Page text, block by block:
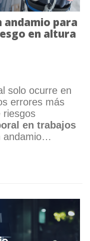
andamio para
en altura
solo ocurre en
errores más
riesgos
en trabajos
andamio…